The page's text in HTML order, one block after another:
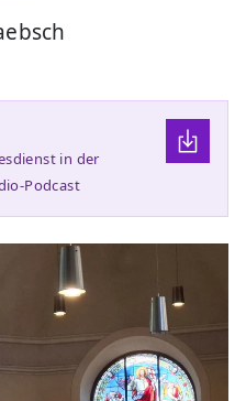
in der
Podcast